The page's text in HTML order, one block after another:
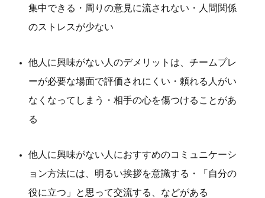
集中できる・周りの意見に流されない・人間関係
のストレスが少ない
他人に興味がない人のデメリットは、チームプレ
ーが必要な場面で評価されにくい・頼れる人がい
なくなってしまう・相手の心を傷つけることがあ
る
他人に興味がない人におすすめのコミュニケーシ
ョン方法には、明るい挨拶を意識する・「自分の
役に立つ」と思って交流する、などがある